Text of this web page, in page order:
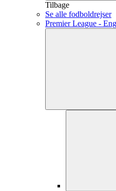
Tilbage
Se alle fodboldrejser
Premier League -